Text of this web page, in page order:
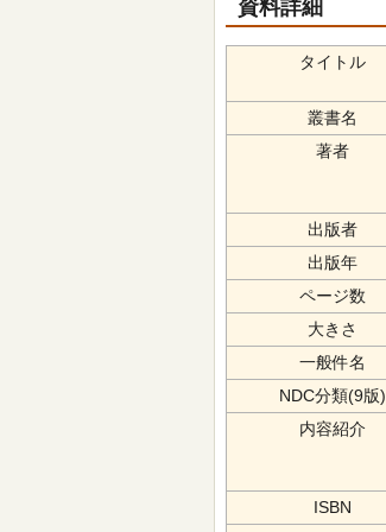
資料詳細
タイトル
叢書名
著者
出版者
出版年
ページ数
大きさ
一般件名
NDC分類(9版)
内容紹介
ISBN